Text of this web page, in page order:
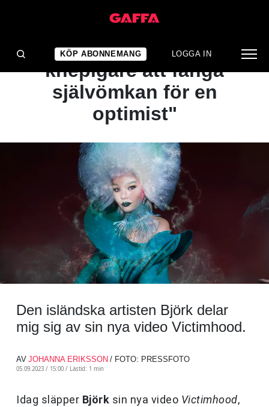
KÖP ABONNEMANG LOGGA IN
NYHET
VIDEOPREMIÄR: "Det är
knepigare att fånga
självömkan för en
optimist"
Den isländska artisten Björk delar
mig sig av sin nya video Victimhood.
AV JOHANNA ERIKSSON / FOTO: PRESSFOTO
05.09.2023 / 15:00 / Lästid: 1 min
Idag släpper Björk sin nya video Victimhood,